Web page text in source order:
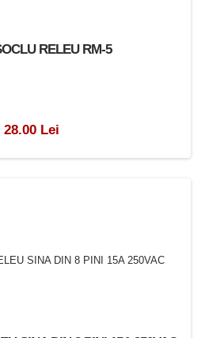
RELEU RM-5
28.00 Lei